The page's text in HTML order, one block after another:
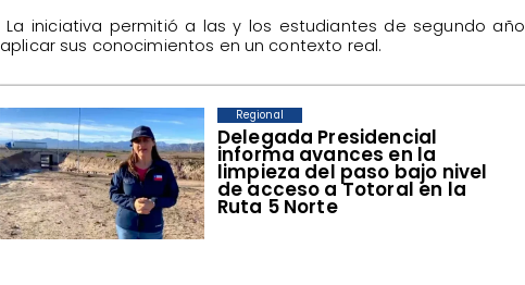
​Delegada Presidencial
informa avances en la
limpieza del paso bajo nivel
de acceso a Totoral en la
Ruta 5 Norte
Regional
​ La iniciativa permitió a las y los estudiantes de segundo año
aplicar sus conocimientos en un contexto real.